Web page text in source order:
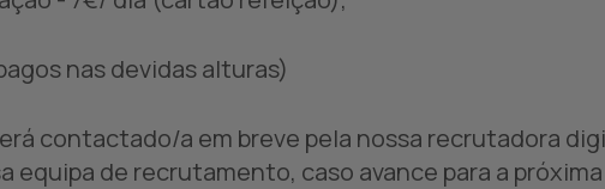
nas devidas alturas)
contactado/a em breve pela nossa recrutadora
equipa de recrutamento, caso avance para a